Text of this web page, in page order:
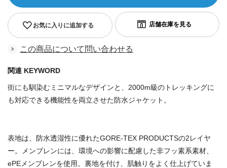
お気に入りに追加する
この商品について問い合わせる
関連 KEYWORD
街にも馴染むミニマルなデザインと、2000m級のトレッキングに
も対応できる機能性を両立させた防水ジャケット。
表地は、防水透湿性に優れたGORE-TEX PRODUCTSの2レイヤ
ー。メンブレンには、環境への影響に配慮した非フッ素系素材、
ePEメンブレンを使用。裏地を付け、肌触りをよく仕上げていま